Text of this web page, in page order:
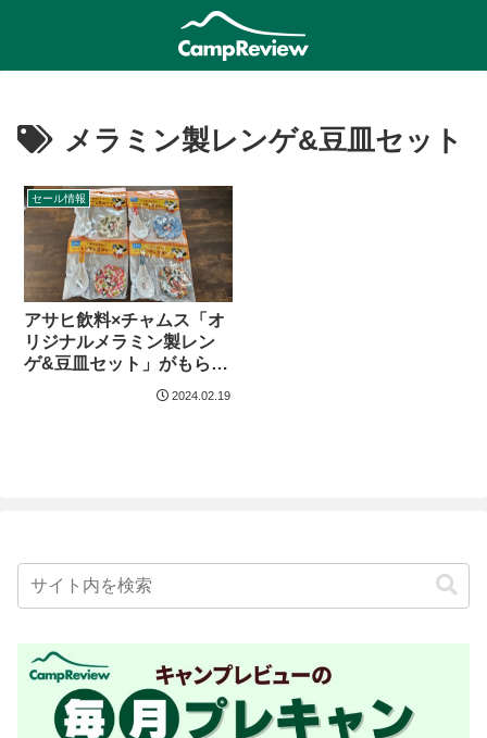
メラミン製レンゲ&豆皿セット
セール情報
アサヒ飲料×チャムス「オ
リジナルメラミン製レン
ゲ&豆皿セット」がもらえ
るキャンペーン【24年2
2024.02.19